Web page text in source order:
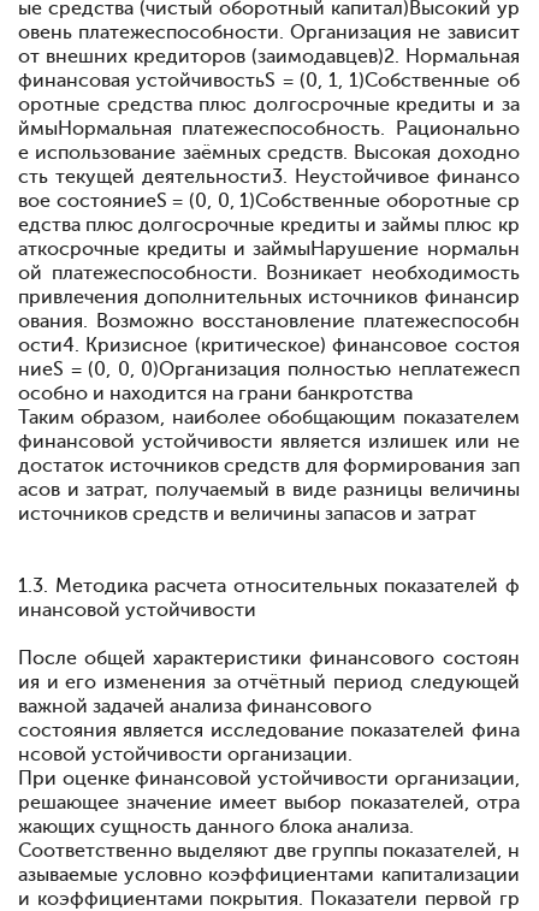
ые средства (чистый оборотный капитал)Высокий ур
овень платежеспособности. Организация не зависит
от внешних кредиторов (заимодавцев)2. Нормальная
финансовая устойчивостьS = (0, 1, 1)Собственные об
оротные средства плюс долгосрочные кредиты и за
ймыНормальная платежеспособность. Рационально
е использование заёмных средств. Высокая доходно
сть текущей деятельности3. Неустойчивое финансо
вое состояниеS = (0, 0, 1)Собственные оборотные ср
едства плюс долгосрочные кредиты и займы плюс кр
аткосрочные кредиты и займыНарушение нормальн
ой платежеспособности. Возникает необходимость
привлечения дополнительных источников финансир
ования. Возможно восстановление платежеспособн
ости4. Кризисное (критическое) финансовое состоя
ниеS = (0, 0, 0)Организация полностью неплатежесп
особно и находится на грани банкротства
Таким образом, наиболее обобщающим показателем
финансовой устойчивости является излишек или не
достаток источников средств для формирования зап
асов и затрат, получаемый в виде разницы величины
источников средств и величины запасов и затрат
1.3. Методика расчета относительных показателей ф
инансовой устойчивости
После общей характеристики финансового состоян
ия и его изменения за отчётный период следующей
важной задачей анализа финансового
состояния является исследование показателей фина
нсовой устойчивости организации.
При оценкефинансовой устойчивости организации,
решающеезначение имеет выбор показателей, отра
жающих сущность данного блока анализа.
Соответственно выделяют две группы показателей, н
азываемые условно коэффициентами капитализации
и коэффициентами покрытия. Показатели первой гр